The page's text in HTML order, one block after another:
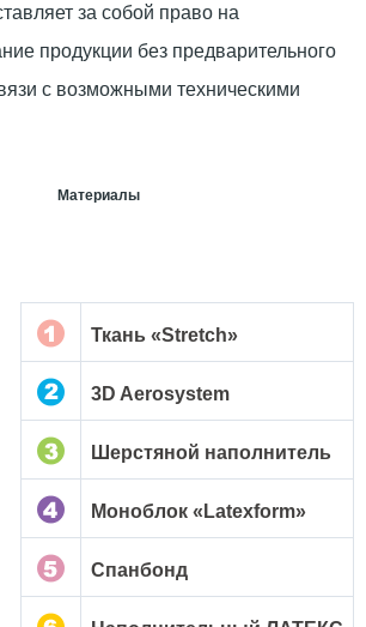
за собой право на
продукции без предварительного
с возможными техническими
Материалы
Ткань «Stretch»
3D Aerosystem
Шерстяной наполнитель
Моноблок «Latexform»
Спанбонд